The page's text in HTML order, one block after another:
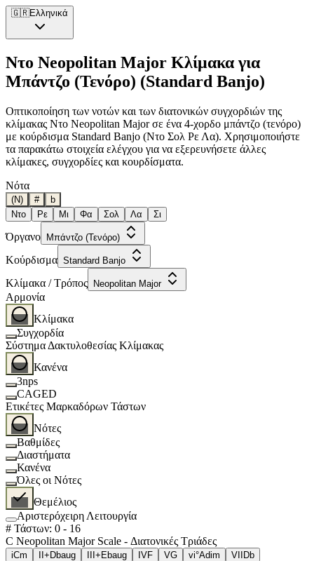
🇬🇷Ελληνικά
Ντο Neopolitan Major Κλίμακα για
Μπάντζο (Τενόρο) (Standard Banjo)
Οπτικοποίηση των νοτών και των διατονικών συγχορδιών της
κλίμακας Ντο Neopolitan Major σε ένα 4-χορδο μπάντζο (τενόρο)
με κούρδισμα Standard Banjo (Ντο Σολ Ρε Λα). Χρησιμοποιήστε
τα παρακάτω στοιχεία ελέγχου για να εξερευνήσετε άλλες
κλίμακες, συγχορδίες και κουρδίσματα.
Νότα
(N) #
b
Ντο
Ρε Μι Φα Σολ Λα Σι
Όργανο Μπάντζο (Τενόρο)
Κούρδισμα Standard Banjo
Κλίμακα / Τρόπος Neopolitan Major
Αρμονία
Κλίμακα
Συγχορδία
Σύστημα Δακτυλοθεσίας Κλίμακας
Κανένα
3nps
CAGED
Ετικέτες Μαρκαδόρων Τάστων
Νότες
Βαθμίδες
Διαστήματα
Κανένα
Όλες οι Νότες
Θεμέλιος
Αριστερόχειρη Λειτουργία
# Τάστων: 0 - 16
C Neopolitan Major Scale - Διατονικές Τριάδες
iCm II+ Dbaug III+ Ebaug IVF VG vi°Adim VII Db